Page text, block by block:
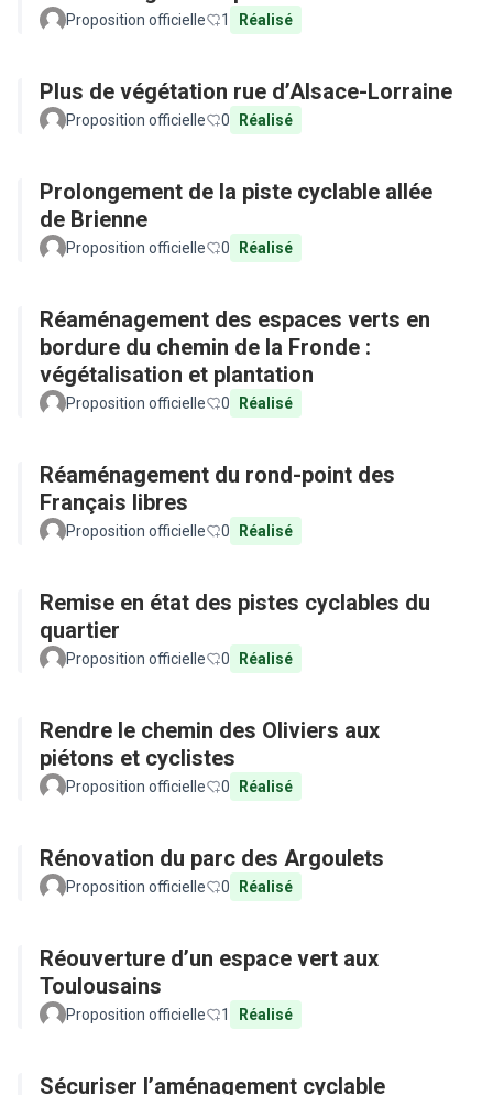
Proposition officielle 1 Réalisé
Plus de végétation rue d’Alsace-Lorraine
Proposition officielle 0 Réalisé
Prolongement de la piste cyclable allée
de Brienne
Proposition officielle 0 Réalisé
Réaménagement des espaces verts en
bordure du chemin de la Fronde :
végétalisation et plantation
Proposition officielle 0 Réalisé
Réaménagement du rond-point des
Français libres
Proposition officielle 0 Réalisé
Remise en état des pistes cyclables du
quartier
Proposition officielle 0 Réalisé
Rendre le chemin des Oliviers aux
piétons et cyclistes
Proposition officielle 0 Réalisé
Rénovation du parc des Argoulets
Proposition officielle 0 Réalisé
Réouverture d’un espace vert aux
Toulousains
Proposition officielle 1 Réalisé
Sécuriser l’aménagement cyclable